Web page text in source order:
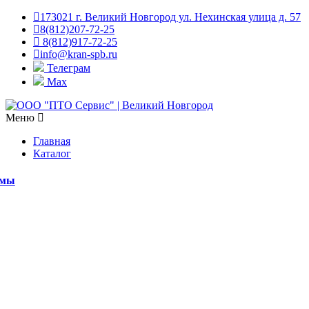
173021 г. Великий Новгород ул. Нехинская улица д. 57
8(812)207-72-25
8(812)917-72-25
info@kran-spb.ru
Телеграм
Max
Меню
Главная
Каталог